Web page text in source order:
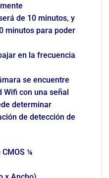
de 10 minutos, y
minutos para poder
en la frecuencia
se encuentre
Wifi con una señal
determinar
de detección de
¼